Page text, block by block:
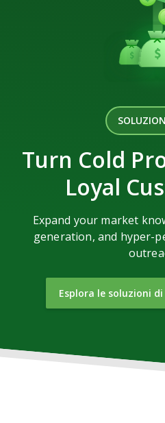
Turn Cold
Loyal
Expand your market
generation, and hyper-
Esplora le soluzioni